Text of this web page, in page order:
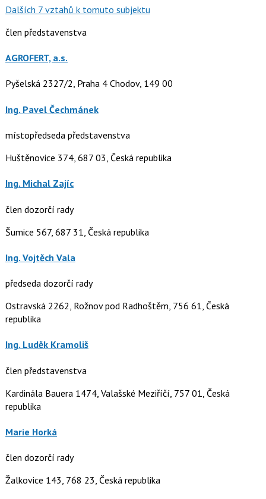
Dalších 7 vztahů k tomuto subjektu
člen představenstva
AGROFERT, a.s.
Pyšelská 2327/2, Praha 4 Chodov, 149 00
Ing. Pavel Čechmánek
místopředseda představenstva
Huštěnovice 374, 687 03, Česká republika
Ing. Michal Zajíc
člen dozorčí rady
Šumice 567, 687 31, Česká republika
Ing. Vojtěch Vala
předseda dozorčí rady
Ostravská 2262, Rožnov pod Radhoštěm, 756 61, Česká
republika
Ing. Luděk Kramoliš
člen představenstva
Kardinála Bauera 1474, Valašské Meziříčí, 757 01, Česká
republika
Marie Horká
člen dozorčí rady
Žalkovice 143, 768 23, Česká republika